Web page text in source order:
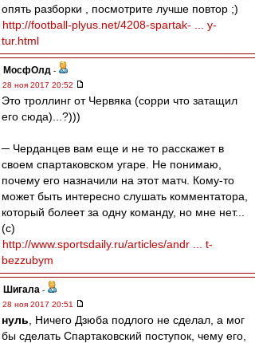
опять разборки , посмотрите лучше повтор ;)
http://football-plyus.net/4208-spartak- ... y-
tur.html
МосфОлд -
28 ноя 2017 20:52
Это троллинг от Червяка (сорри что затащил
его сюда)...?)))
─ Черданцев вам еще и не то расскажет в
своем спартаковском угаре. Не понимаю,
почему его назначили на этот матч. Кому-то
может быть интересно слушать комментатора,
который болеет за одну команду, но мне нет...
(с)
http://www.sportsdaily.ru/articles/andr ... t-
bezzubym
Шигала -
28 ноя 2017 20:51
нуль , Ничего Дзюба подлого не сделал, а мог
бы сделать Спартаковский поступок, чему его,